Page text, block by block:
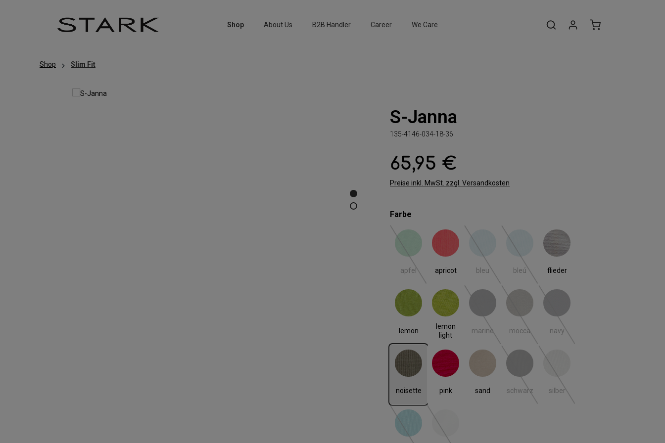
Shop
About Us B2B Händler Career We Care
Shop Slim Fit
S-Janna
135-4146-034-18-36
Regulärer Preis:
65,95 €
Preise inkl. MwSt. zzgl. Versandkosten
Farbe
apfel
apfel
(Diese Option ist zurzeit nicht verfügbar.)
apricot
apricot
bleu
bleu
(Diese Option ist zurzeit nicht verfügbar.)
bleú
bleú
(Diese Option ist zurzeit nicht verfügbar.)
flieder
flieder
lemon
lemon
lemon
light
lemon light
marine
marine
(Diese Option ist zurzeit nicht verfügbar.)
mocca
mocca
(Diese Option ist zurzeit nicht verfügbar.)
navy
navy
(Diese Option ist zurzeit nicht
noisette
noisette
pink
pink
sand
sand
schwarz
schwarz
(Diese Option ist zurzeit nicht verfügbar.)
silber
(Diese Option ist zurzeit nicht
tuerkis
(Diese Option ist zurzeit nicht verfügbar.)
weiss
(Diese Option ist zurzeit nicht verfügbar.)